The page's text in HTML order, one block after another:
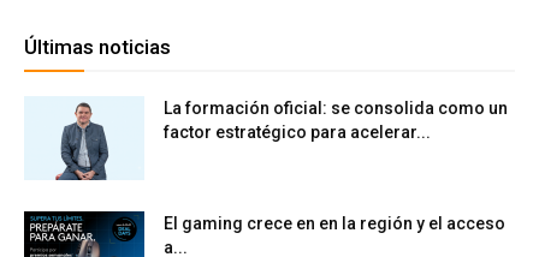
Últimas noticias
La formación oficial: se consolida como un
factor estratégico para acelerar...
El gaming crece en en la región y el acceso
a...